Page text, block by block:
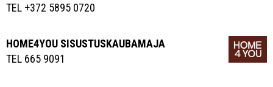
TEL +372 5895 0720
HOME4YOU SISUSTUSKAUBAMAJA
TEL 665 9091